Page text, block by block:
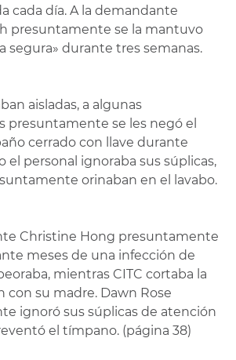
cada día. A la demandante
presuntamente se la mantuvo
segura» durante tres semanas.
aisladas, a algunas
presuntamente se les negó el
cerrado con llave durante
el personal ignoraba sus súplicas,
orinaban en el lavabo.
Christine Hong presuntamente
meses de una infección de
mientras CITC cortaba la
con su madre. Dawn Rose
ignoró sus súplicas de atención
el tímpano. (página 38)